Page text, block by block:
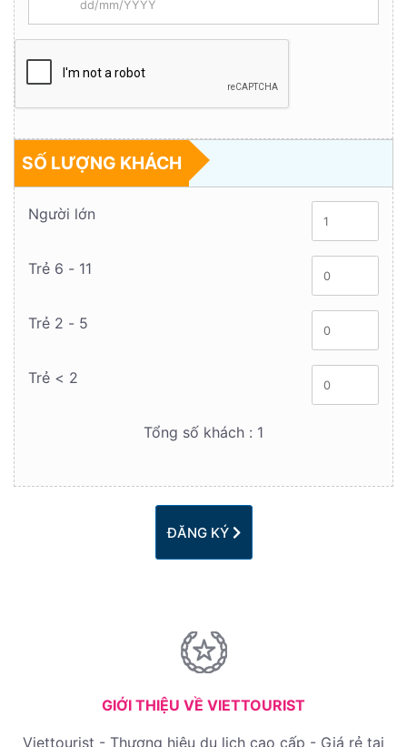
SỐ LƯỢNG KHÁCH
Người lớn
Trẻ 6 - 11
Trẻ 2 - 5
Trẻ < 2
Tổng số khách : 1
ĐĂNG KÝ
GIỚI THIỆU VỀ VIETTOURIST
Viettourist - Thương hiệu du lịch cao cấp - Giá rẻ tại